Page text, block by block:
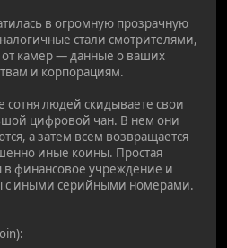
в огромную прозрачную
стали смотрителями,
камер — данные о ваших
и корпорациям.
людей скидываете свои
цифровой чан. В нем они
а затем всем возвращается
иные коины. Простая
в финансовое учреждение и
с иными серийными номерами.